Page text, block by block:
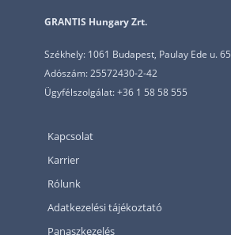
GRANTIS Hungary Zrt.
Székhely: 1061 Budapest, Paulay Ede u. 65
Adószám: 25572430-2-42
Ügyfélszolgálat: +36 1 58 58 555
Kapcsolat
Karrier
Rólunk
Adatkezelési tájékoztató
Panaszkezelés